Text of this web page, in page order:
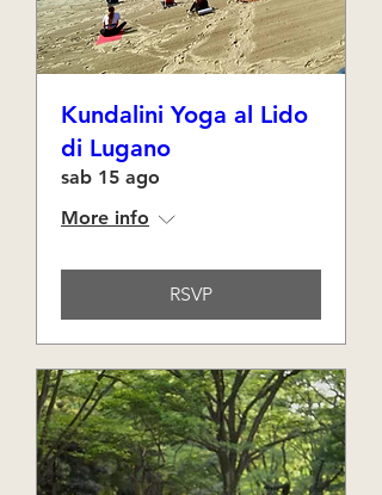
Kundalini Yoga al Lido
di Lugano
sab 15 ago
More info
RSVP